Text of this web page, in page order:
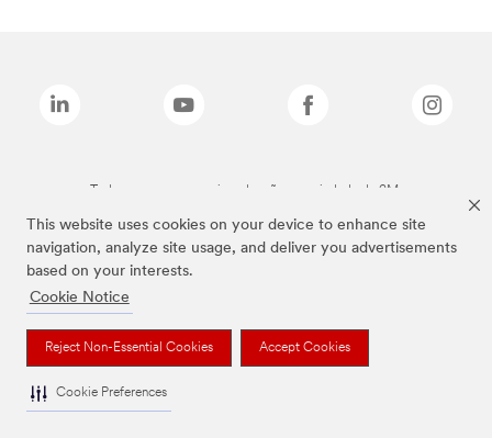
This website uses cookies on your device to enhance site
navigation, analyze site usage, and deliver you advertisements
based on your interests.
Cookie Notice
Reject Non-Essential Cookies Accept Cookies
Cookie Preferences
Todas as marcas mencionadas são propriedade da 3M.